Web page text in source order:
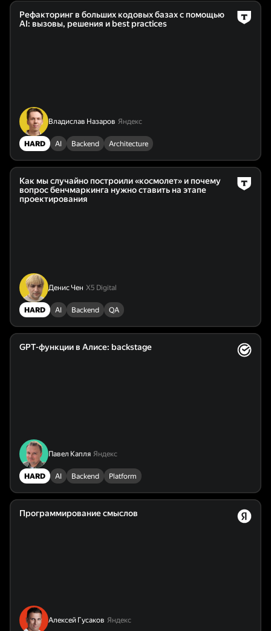
Рефакторинг в больших кодовых базах с помощью
AI: вызовы, решения и best practices
Владислав Назаров Яндекс
HARD AI Backend Architecture
Как мы случайно построили «космолет» и почему
вопрос бенчмаркинга нужно ставить на этапе
проектирования
Денис Чен X5 Digital
HARD AI Backend QA
GPT-функции в Алисе: backstage
Павел Капля Яндекс
HARD AI Backend Platform
Программирование смыслов
Алексей Гусаков Яндекс